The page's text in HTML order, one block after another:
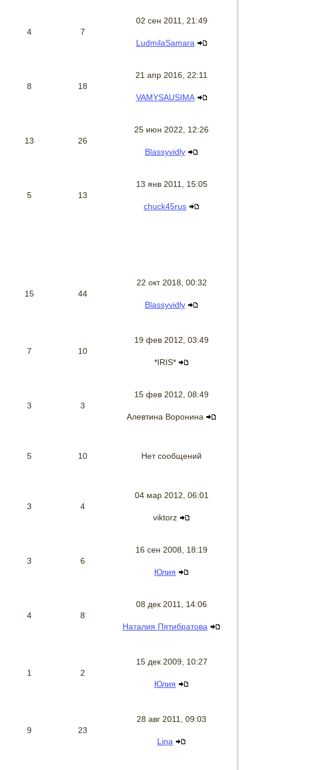
4 7
02 сен 2011, 21:49
LudmilaSamara
8 18
21 апр 2016, 22:11
VAMYSAUSIMA
13 26
25 июн 2022, 12:26
Blassyvidly
5 13
13 янв 2011, 15:05
chuck45rus
15 44
22 окт 2018, 00:32
Blassyvidly
7 10
19 фев 2012, 03:49
*IRIS*
3 3
15 фев 2012, 08:49
Алевтина Воронина
5 10 Нет сообщений
3 4
04 мар 2012, 06:01
viktorz
3 6
16 сен 2008, 18:19
Юлия
4 8
08 дек 2011, 14:06
Наталия Пятибратова
1 2
15 дек 2009, 10:27
Юлия
9 23
28 авг 2011, 09:03
Lina